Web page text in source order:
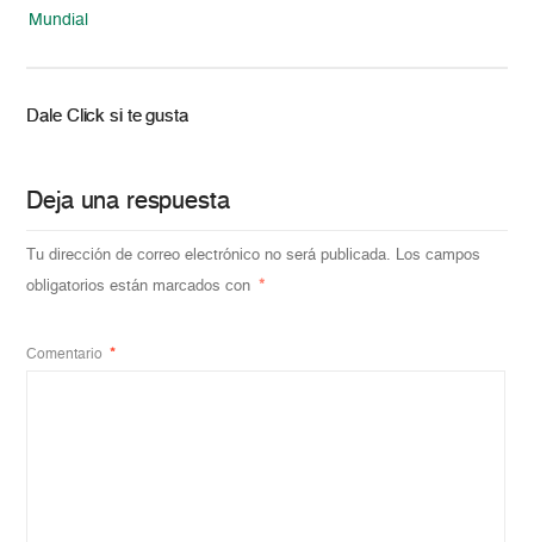
Mundial
Dale Click si te gusta
Deja una respuesta
Tu dirección de correo electrónico no será publicada. Los campos
obligatorios están marcados con *
Comentario *